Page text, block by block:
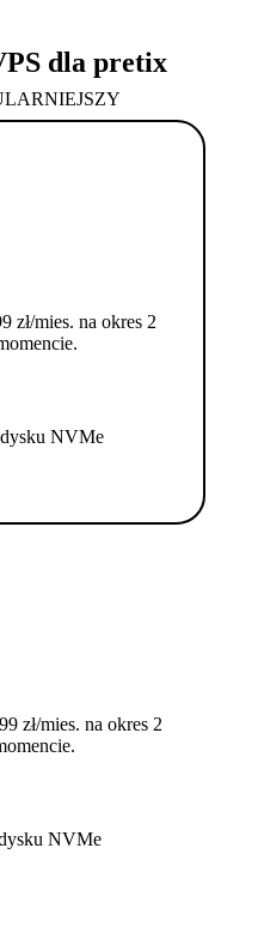
dla pretix
zł/mies. na okres 2
dysku NVMe
zł/mies. na okres 2
NVMe